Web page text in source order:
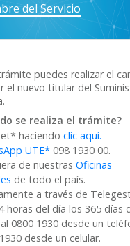
del Servicio
puedes realizar el
el nuevo titular del
se realiza el trámite?
haciendo clic aquí.
UTE* 098 1930 00.
de nuestras Oficinas
de todo el país.
a través de
horas del día los 365 días
0800 1930 desde un
desde un celular.